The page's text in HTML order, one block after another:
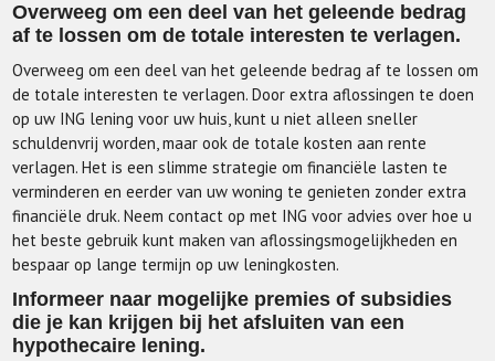
Overweeg om een deel van het geleende bedrag
af te lossen om de totale interesten te verlagen.
Overweeg om een deel van het geleende bedrag af te lossen om
de totale interesten te verlagen. Door extra aflossingen te doen
op uw ING lening voor uw huis, kunt u niet alleen sneller
schuldenvrij worden, maar ook de totale kosten aan rente
verlagen. Het is een slimme strategie om financiële lasten te
verminderen en eerder van uw woning te genieten zonder extra
financiële druk. Neem contact op met ING voor advies over hoe u
het beste gebruik kunt maken van aflossingsmogelijkheden en
bespaar op lange termijn op uw leningkosten.
Informeer naar mogelijke premies of subsidies
die je kan krijgen bij het afsluiten van een
hypothecaire lening.